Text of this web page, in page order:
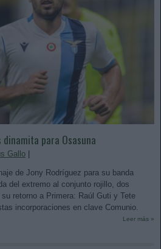
para Osasuna
Gallo
de Jony Rodríguez para su banda
del extremo al conjunto rojillo, dos
retorno a Primera: Raúl Guti y Tete
incorporaciones en clave Comunio.
Leer más »